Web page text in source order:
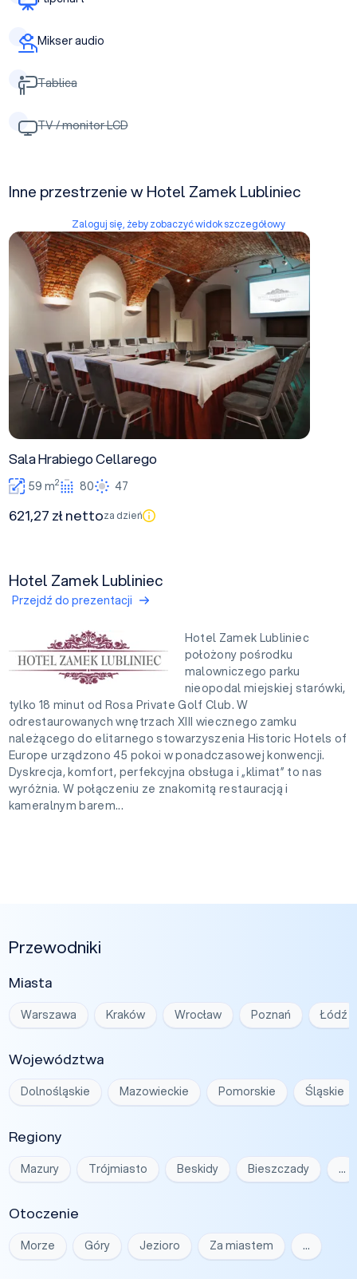
Mikser audio
Tablica
TV / monitor LCD
Inne przestrzenie w Hotel Zamek Lubliniec
Zaloguj się, żeby zobaczyć widok szczegółowy
Sala Hrabiego Cellarego
Sala Hrabiego Cellarego
59 m2 80 47
621,27 zł nettoza dzień
Hotel Zamek Lubliniec
Przejdź do prezentacji
Hotel Zamek Lubliniec
położony pośrodku
malowniczego parku
nieopodal miejskiej starówki,
tylko 18 minut od Rosa Private Golf Club. W
odrestaurowanych wnętrzach XIII wiecznego zamku
należącego do elitarnego stowarzyszenia Historic Hotels of
Europe urządzono 45 pokoi w ponadczasowej konwencji.
Dyskrecja, komfort, perfekcyjna obsługa i „klimat” to nas
wyróżnia. W połączeniu ze znakomitą restauracją i
kameralnym barem...
Przewodniki
Miasta
Warszawa Kraków Wrocław Poznań Łódź
Województwa
Dolnośląskie Mazowieckie Pomorskie Śląskie
Regiony
Mazury Trójmiasto Beskidy Bieszczady …
Otoczenie
Morze Góry Jezioro Za miastem …